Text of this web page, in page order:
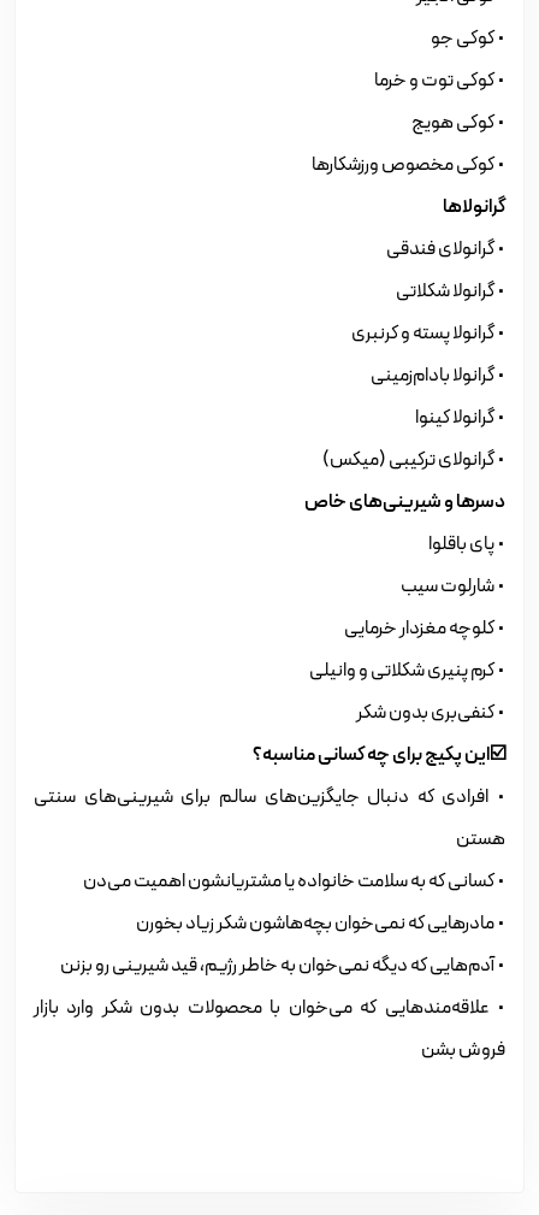
• کوکی جو
• کوکی توت و خرما
• کوکی هویج
• کوکی مخصوص ورزشکارها
گرانولاها
• گرانولای فندقی
• گرانولا شکلاتی
• گرانولا پسته و کرنبری
• گرانولا بادام‌زمینی
• گرانولا کینوا
• گرانولای ترکیبی (میکس)
دسرها و شیرینی‌های خاص
• پای باقلوا
• شارلوت سیب
• کلوچه مغزدار خرمایی
• کرم پنیری شکلاتی و وانیلی
• کنفی‌بری بدون شکر
☑️این پکیج برای چه کسانی مناسبه؟
• افرادی که دنبال جایگزین‌های سالم برای شیرینی‌های سنتی
هستن
• کسانی که به سلامت خانواده یا مشتریانشون اهمیت می‌دن
• مادرهایی که نمی‌خوان بچه‌هاشون شکر زیاد بخورن
• آدم‌هایی که دیگه نمی‌خوان به خاطر رژیم، قید شیرینی رو بزنن
• علاقه‌مندهایی که می‌خوان با محصولات بدون شکر وارد بازار
فروش بشن